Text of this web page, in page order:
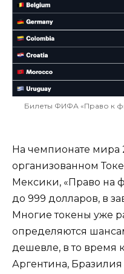
Билеты ФИФА «Право к
На чемпионате мира
организованном
Мексики, «Право на
до 999 долларов, в
Многие токены уже
определяются
дешевле, в то время
Аргентина, Бразилия